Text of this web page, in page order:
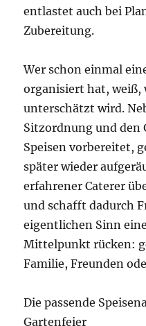
entlastet auch bei
Zubereitung.
Wer schon einmal
organisiert hat, weiß,
unterschätzt wird.
Sitzordnung und den
Speisen vorbereitet,
später wieder
erfahrener Caterer
und schafft dadurch
eigentlichen Sinn
Mittelpunkt rücken:
Familie, Freunden
Die passende
Gartenfeier